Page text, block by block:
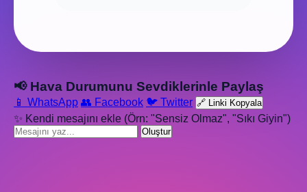
📢 Hava Durumunu Sevdiklerinle Paylaş
📱 WhatsApp 👥 Facebook 🐦 Twitter 🔗 Linki Kopyala
✨ Kendi mesajını ekle (Örn: "Sensiz Olmaz", "Sıkı Giyin")
Oluştur